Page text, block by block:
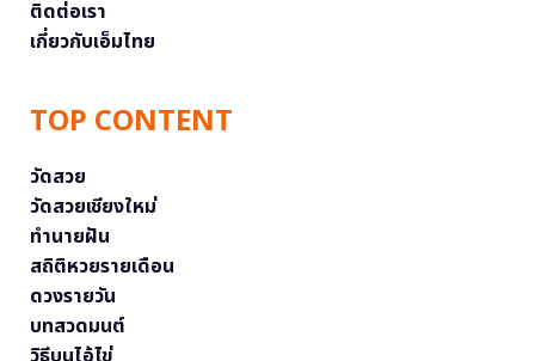
ติดต่อเรา
เกี่ยวกับเอ็มไทย
TOP CONTENT
วัดสวย
วัดสวยเชียงใหม่
ทำนายฝัน
สถิติหวยรายเดือน
ดวงรายวัน
บทสวดมนต์